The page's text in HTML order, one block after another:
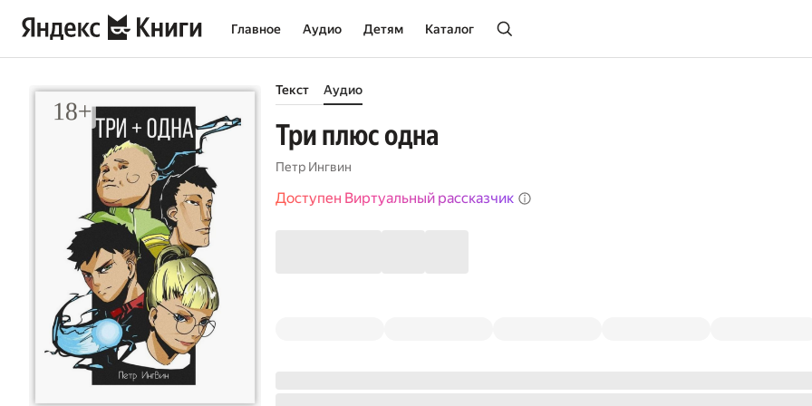
Главное Аудио Детям Каталог
Текст Аудио
Три плюс одна
Петр Ингвин
Доступен Виртуальный рассказчик